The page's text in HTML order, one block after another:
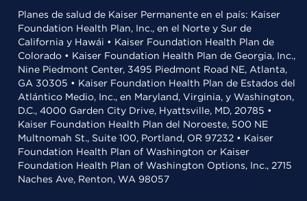
Planes de salud de Kaiser Permanente en el país: Kaiser
Foundation Health Plan, Inc., en el Norte y Sur de
California y Hawái • Kaiser Foundation Health Plan de
Colorado • Kaiser Foundation Health Plan de Georgia, Inc.,
Nine Piedmont Center, 3495 Piedmont Road NE, Atlanta,
GA 30305 • Kaiser Foundation Health Plan de Estados del
Atlántico Medio, Inc., en Maryland, Virginia, y Washington,
D.C., 4000 Garden City Drive, Hyattsville, MD, 20785 •
Kaiser Foundation Health Plan del Noroeste, 500 NE
Multnomah St., Suite 100, Portland, OR 97232 • Kaiser
Foundation Health Plan of Washington or Kaiser
Foundation Health Plan of Washington Options, Inc., 2715
Naches Ave, Renton, WA 98057